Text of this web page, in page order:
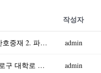
작성자
기초간호과학 2025) 1. 인플루엔자 바이러스 발생기전 증상 간호중재 2. 파종성혈관내응고증후군(DIC) 발생기전 증상 간호중재 3. 표적치료제 정의, 암종별, 부작용, 간호중재 admin
부동산법제 2025년 1학기 방송통신대 중간과제물) 서울시 종로구 대학로 이화사거리 근처에 꼬마 빌딩 甲이 차용금 1억 원을 변제하지 못하자 丙은 2025년 3월 15일 근저당권에 admin